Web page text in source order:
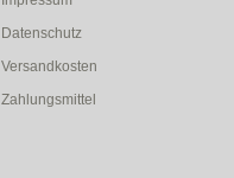
Datenschutz
Versandkosten
Zahlungsmittel